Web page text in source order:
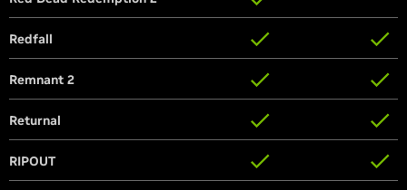
Redfall
Remnant 2
Returnal
RIPOUT
Redfall
Remnant 2
Returnal
RIPOUT